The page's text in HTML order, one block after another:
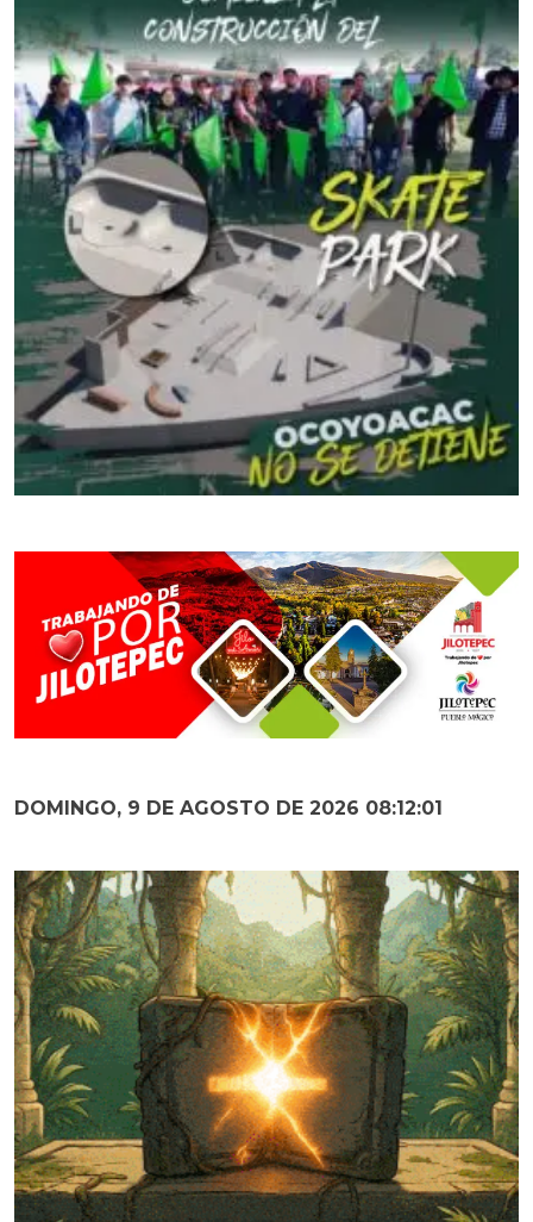
DOMINGO, 9 DE AGOSTO DE 2026 08:12:02